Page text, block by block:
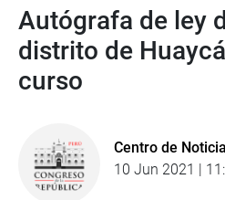
Autógrafa de ley
distrito de
curso
Centro de
10 Jun 2021 |